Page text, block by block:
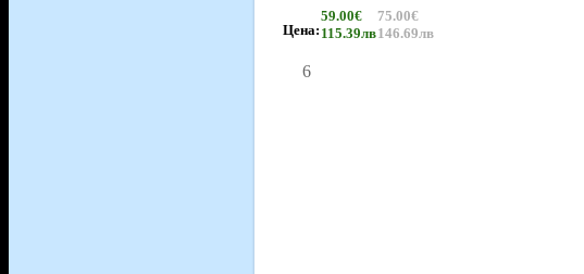
Цена:
59.00€
115.39лв
75.00€
146.69лв
6